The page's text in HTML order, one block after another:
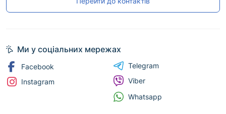
Ми у соціальних мережах
Facebook
Instagram
Telegram
Viber
Whatsapp